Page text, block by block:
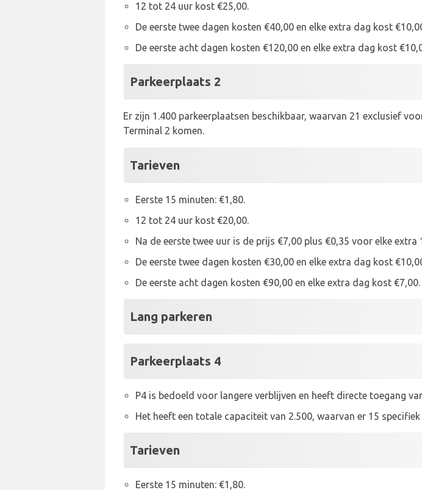
12 tot 24 uur kost €25,00.
De eerste twee dagen kosten €40,00 en elke extra dag kost
De eerste acht dagen kosten €120,00 en elke extra dag kost
Parkeerplaats 2
Er zijn 1.400 parkeerplaatsen beschikbaar, waarvan 21 exclusief
Terminal 2 komen.
Tarieven
Eerste 15 minuten: €1,80.
12 tot 24 uur kost €20,00.
Na de eerste twee uur is de prijs €7,00 plus €0,35 voor elke extra
De eerste twee dagen kosten €30,00 en elke extra dag kost
De eerste acht dagen kosten €90,00 en elke extra dag kost €7,00.
Lang parkeren
Parkeerplaats 4
P4 is bedoeld voor langere verblijven en heeft directe toegang
Het heeft een totale capaciteit van 2.500, waarvan er 15
Tarieven
Eerste 15 minuten: €1,80.